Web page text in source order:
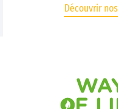
Découvrir